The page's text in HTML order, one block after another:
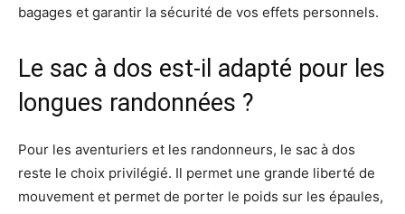
bagages et garantir la sécurité de vos effets personnels​.
Le sac à dos est-il adapté pour les
longues randonnées ?
Pour les aventuriers et les randonneurs, le sac à dos
reste le choix privilégié. Il permet une grande liberté de
mouvement et permet de porter le poids sur les épaules,